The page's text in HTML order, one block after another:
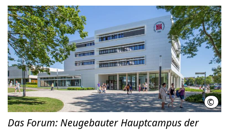
©
Das Forum: Neugebauter Hauptcampus der